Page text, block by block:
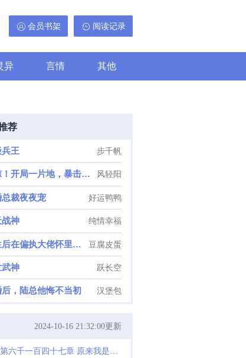
阅读记录
会员书架
异 言情 其他
荐
兵王 步千帆
震惊！开局一片地，暴击出奇迹 风轻阳
总裁夜夜宠 好运鸭鸭
神 纯情幸福
重生后在偏执大佬怀里撒野 豆腐皮蛋
神 跃长空
，陆总他悔不当初 汉堡包
2024-10-16 21:32:00更新